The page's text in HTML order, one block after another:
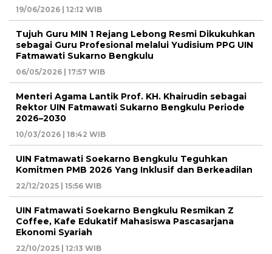
19/06/2026 | 12:12 WIB
Tujuh Guru MIN 1 Rejang Lebong Resmi Dikukuhkan
sebagai Guru Profesional melalui Yudisium PPG UIN
Fatmawati Sukarno Bengkulu
06/05/2026 | 17:57 WIB
Menteri Agama Lantik Prof. KH. Khairudin sebagai
Rektor UIN Fatmawati Sukarno Bengkulu Periode
2026–2030
10/03/2026 | 18:42 WIB
UIN Fatmawati Soekarno Bengkulu Teguhkan
Komitmen PMB 2026 Yang Inklusif dan Berkeadilan
22/12/2025 | 15:56 WIB
UIN Fatmawati Soekarno Bengkulu Resmikan Z
Coffee, Kafe Edukatif Mahasiswa Pascasarjana
Ekonomi Syariah
22/10/2025 | 12:13 WIB